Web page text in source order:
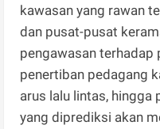
kawasan yang rawan
dan pusat-pusat
pengawasan terhadap
penertiban pedagang
arus lalu lintas, hingga
yang diprediksi akan